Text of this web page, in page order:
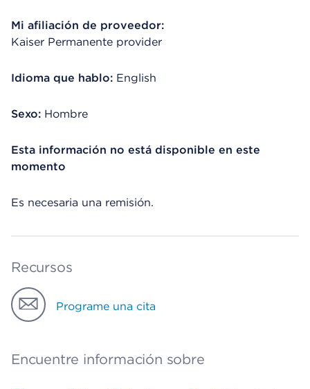
Mi afiliación de proveedor:
Kaiser Permanente provider
Idioma que hablo: English
Sexo: Hombre
Esta información no está disponible en este
momento
Es necesaria una remisión.
Recursos
Programe una cita
Encuentre información sobre